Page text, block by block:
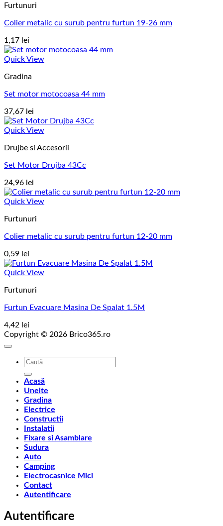
Furtunuri
Colier metalic cu surub pentru furtun 19-26 mm
1,17 lei
Quick View
Gradina
Set motor motocoasa 44 mm
37,67 lei
Quick View
Drujbe si Accesorii
Set Motor Drujba 43Cc
24,96 lei
Quick View
Furtunuri
Colier metalic cu surub pentru furtun 12-20 mm
0,59 lei
Quick View
Furtunuri
Furtun Evacuare Masina De Spalat 1.5M
4,42 lei
Copyright © 2026 Brico365.ro
Caută
Acasă
Unelte
Gradina
Electrice
Constructii
Instalatii
Fixare si Asamblare
Sudura
Auto
Camping
Electrocasnice Mici
Contact
Autentificare
Autentificare